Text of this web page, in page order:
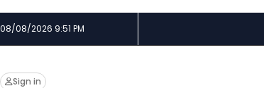
08/08/2026 9:51 PM
Sign in